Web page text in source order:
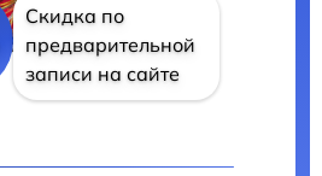
Скидка по
предварительной
записи на сайте